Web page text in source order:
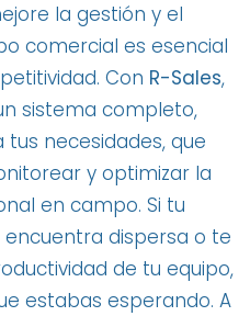
la gestión y el
comercial es esencial
Con R-Sales,
sistema completo,
necesidades, que
y optimizar la
en campo. Si tu
dispersa o te
de tu equipo,
estabas esperando. A